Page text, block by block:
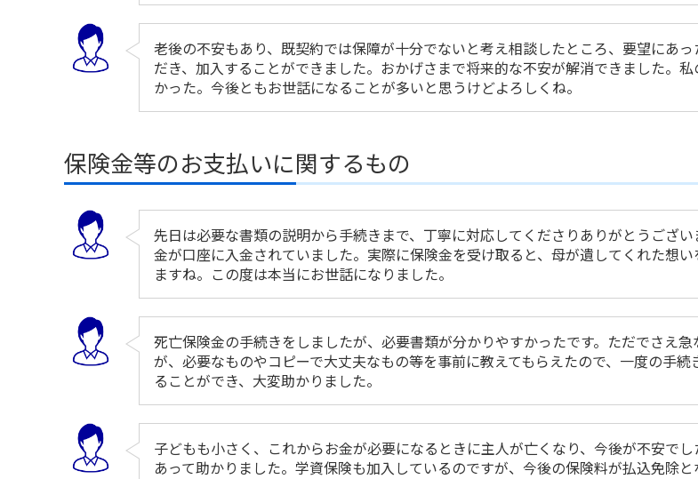
老後の不安もあり、既契約では保障が十分でないと考え相談したところ、要望にあ
だき、加入することができました。おかげさまで将来的な不安が解消できました。
かった。今後ともお世話になることが多いと思うけどよろしくね。
保険金等のお支払いに関するもの
先日は必要な書類の説明から手続きまで、丁寧に対応してくださりありがとうござ
金が口座に入金されていました。実際に保険金を受け取ると、母が遺してくれた想
ますね。この度は本当にお世話になりました。
死亡保険金の手続きをしましたが、必要書類が分かりやすかったです。ただでさえ
が、必要なものやコピーで大丈夫なもの等を事前に教えてもらえたので、一度の手続
ることができ、大変助かりました。
子どもも小さく、これからお金が必要になるときに主人が亡くなり、今後が不安で
あって助かりました。学資保険も加入しているのですが、今後の保険料が払込免除